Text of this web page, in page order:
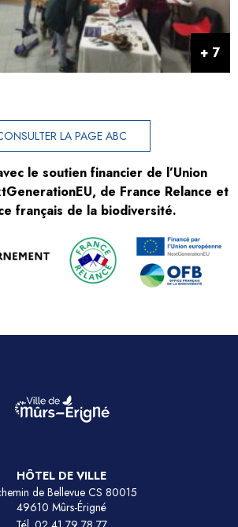
LA PAGE ABC
le soutien financier de l’Union
de France Relance et
français de la biodiversité.
HÔTEL DE VILLE
de Bellevue CS 80015
49610 Mûrs-Érigné